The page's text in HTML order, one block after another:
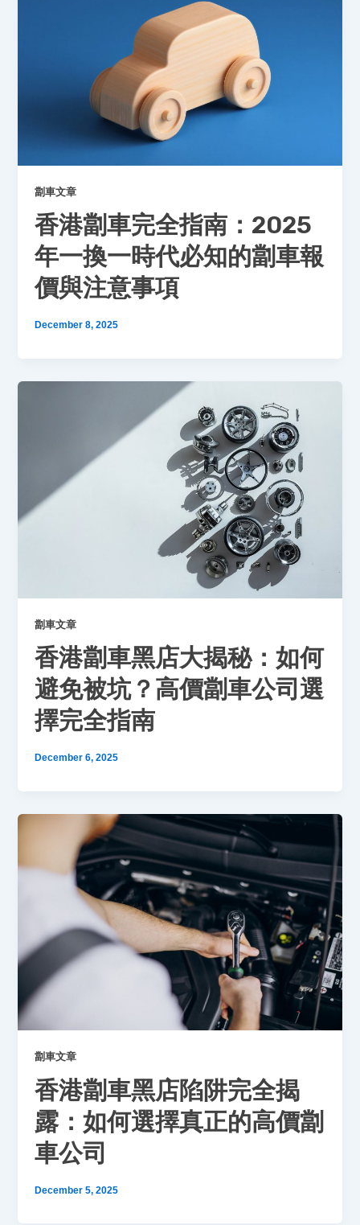
劏車文章
香港劏車完全指南：2025
年一換一時代必知的劏車報
價與注意事項
December 8, 2025
劏車文章
香港劏車黑店大揭秘：如何
避免被坑？高價劏車公司選
擇完全指南
December 6, 2025
劏車文章
香港劏車黑店陷阱完全揭
露：如何選擇真正的高價劏
車公司
December 5, 2025